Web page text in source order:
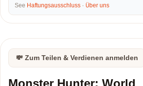
See Haftungsausschluss · Über uns
💸 Zum Teilen & Verdienen anmelden
Monster Hunter: World